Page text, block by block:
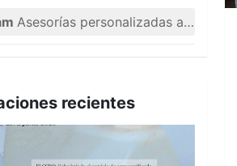
Asesorías personalizadas a emprendedores
recientes